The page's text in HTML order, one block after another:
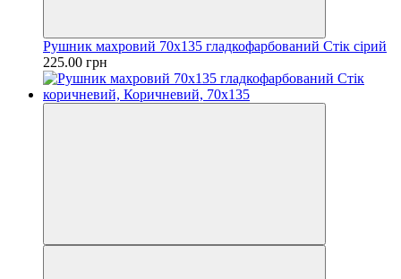
Рушник махровий 70х135 гладкофарбований Стік сірий
225.00 грн